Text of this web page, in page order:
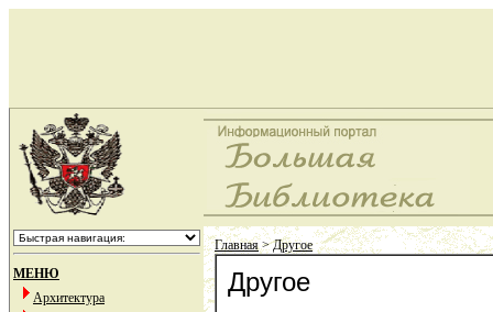
МЕНЮ
Архитектура
Главная>Другое
Другое